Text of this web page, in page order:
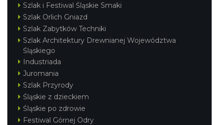
Szlak i Festiwal Śląskie Smaki
Szlak Orlich Gniazd
Szlak Zabytków Techniki
Szlak Architektury Drewnianej Województwa
Śląskiego
Industriada
Juromania
Szlak Przyrody
Śląskie z dzieckiem
Śląskie po zdrowie
Festiwal Górnej Odry